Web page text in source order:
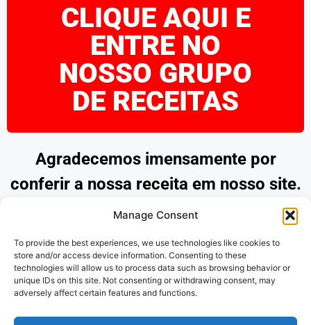
Manage Consent
To provide the best experiences, we use technologies like cookies to
store and/or access device information. Consenting to these
technologies will allow us to process data such as browsing behavior or
unique IDs on this site. Not consenting or withdrawing consent, may
adversely affect certain features and functions.
CLIQUE AQUI E
ENTRE NO
NOSSO GRUPO
DE RECEITAS
Agradecemos imensamente por
conferir a nossa receita em nosso site.
Esperamos que tenha encontrado
pratos deliciosos. Continue explorando
as nossas opções e desfrute de